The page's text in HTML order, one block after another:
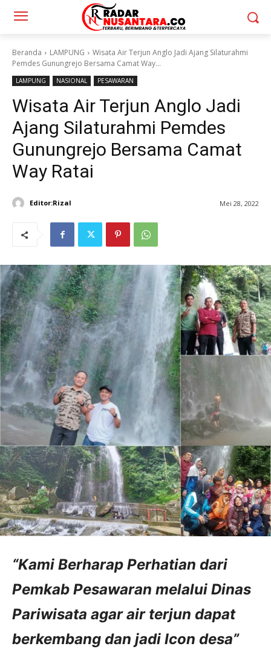
Beranda LAMPUNG
Wisata Air Terjun Anglo Jadi Ajang Silaturahmi
Pemdes Gunungrejo Bersama Camat Way...
LAMPUNG NASIONAL PESAWARAN
Wisata Air Terjun Anglo Jadi
Ajang Silaturahmi Pemdes
Gunungrejo Bersama Camat
Way Ratai
Editor:Rizal Mei 28, 2022
“Kami Berharap Perhatian dari
Pemkab Pesawaran melalui Dinas
Pariwisata agar air terjun dapat
berkembang dan jadi Icon desa”